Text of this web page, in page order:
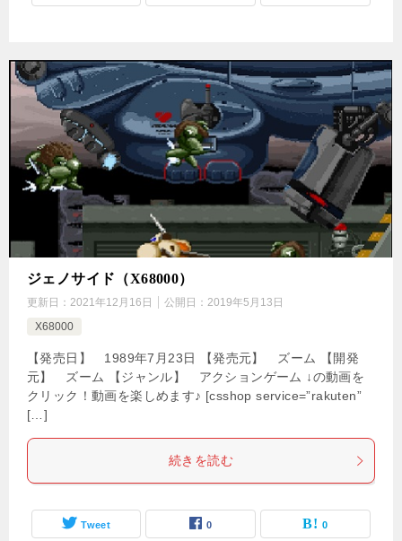
ジェノサイド（X68000）
更新日： 2021年12月16日 公開日： 2019年5月13日
X68000
【発売日】 1989年7月23日 【発売元】 ズーム 【開発
元】 ズーム 【ジャンル】 アクションゲーム ↓の動画を
クリック！動画を楽しめます♪ [csshop service=”rakuten”
[…]
続きを読む
Tweet 0 0